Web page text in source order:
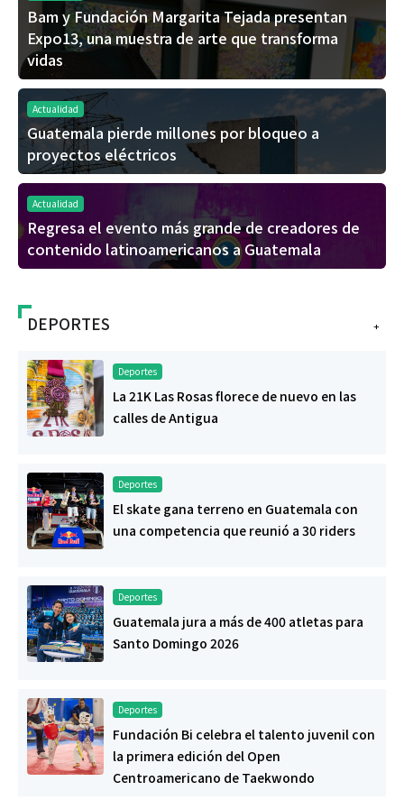
Bam y Fundación Margarita Tejada presentan
Expo13, una muestra de arte que transforma
vidas
Actualidad
Guatemala pierde millones por bloqueo a
proyectos eléctricos
Actualidad
Regresa el evento más grande de creadores de
contenido latinoamericanos a Guatemala
+
DEPORTES
Deportes
La 21K Las Rosas florece de nuevo en las
calles de Antigua
Deportes
El skate gana terreno en Guatemala con
una competencia que reunió a 30 riders
Deportes
Guatemala jura a más de 400 atletas para
Santo Domingo 2026
Deportes
Fundación Bi celebra el talento juvenil con
la primera edición del Open
Centroamericano de Taekwondo